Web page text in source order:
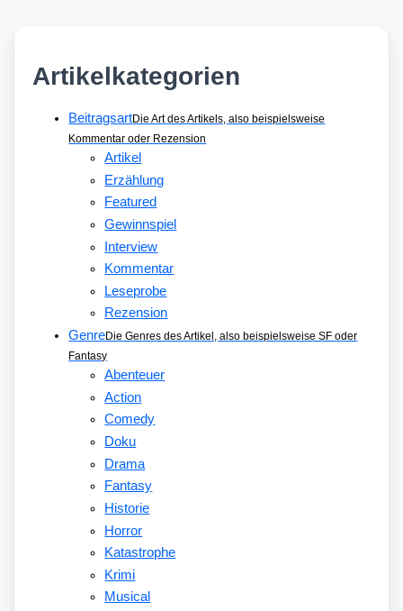
Artikelkategorien
BeitragsartDie Art des Artikels, also beispielsweise
Kommentar oder Rezension
Artikel
Erzählung
Featured
Gewinnspiel
Interview
Kommentar
Leseprobe
Rezension
GenreDie Genres des Artikel, also beispielsweise SF oder
Fantasy
Abenteuer
Action
Comedy
Doku
Drama
Fantasy
Historie
Horror
Katastrophe
Krimi
Musical